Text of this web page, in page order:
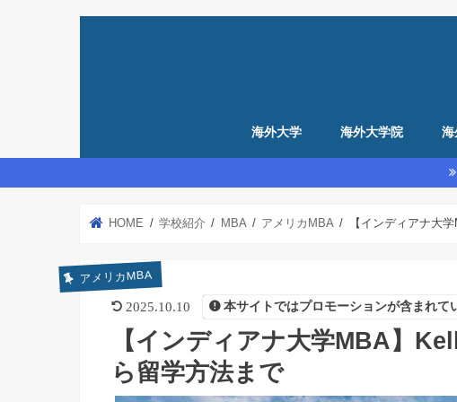
海外大学 海外大学院 海
HOME 学校紹介 MBA アメリカMBA 【インディアナ大
アメリカMBA
2025.10.10 本サイトではプロモーションが含まれて
【インディアナ大学MBA】
ら留学方法まで